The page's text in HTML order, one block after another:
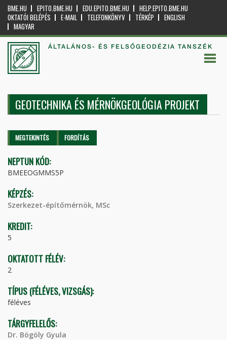
BME.HU EPITO.BME.HU EDU.EPITO.BME.HU
HELP.EPITO.BME.HU
OKTATÓI BELÉPÉS
E-MAIL TELEFONKÖNYV TÉRKÉP
ENGLISH
MAGYAR
ÁLTALÁNOS- ÉS FELSŐGEODÉZIA TANSZÉK
GEOTECHNIKA ÉS MÉRNÖKGEOLÓGIA PROJEKT
Elsődleges fülek
MEGTEKINTÉS (AKTÍVFORDÍTÁS
NEPTUN KÓD:
BMEEOGMMS5P
KÉPZÉS:
Szerkezet-építőmérnök, MSc
KREDIT:
5
OKTATOTT FÉLÉV:
2
TÍPUS (FÉLÉVES, VIZSGÁS):
féléves
TÁRGYFELELŐS:
Dr. Bögöly Gyula